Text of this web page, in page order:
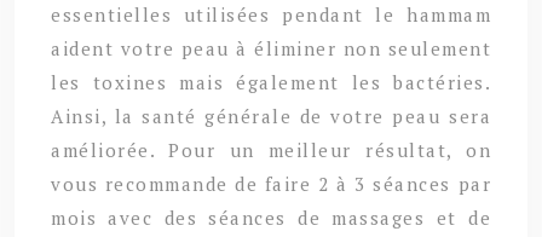
essentielles utilisées pendant le hammam
aident votre peau à éliminer non seulement
les toxines mais également les bactéries.
Ainsi, la santé générale de votre peau sera
améliorée. Pour un meilleur résultat, on
vous recommande de faire 2 à 3 séances par
mois avec des séances de massages et de